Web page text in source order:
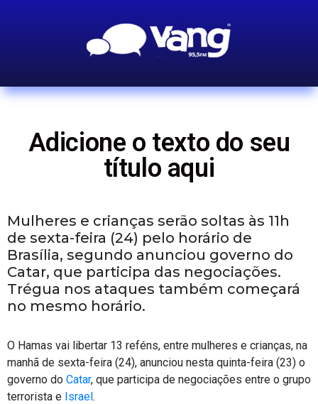
Adicione o texto do seu
título aqui
Mulheres e crianças serão soltas às 11h
de sexta-feira (24) pelo horário de
Brasília, segundo anunciou governo do
Catar, que participa das negociações.
Trégua nos ataques também começará
no mesmo horário.
O Hamas vai libertar 13 reféns, entre mulheres e crianças, na
manhã de sexta-feira (24), anunciou nesta quinta-feira (23) o
governo do Catar, que participa de negociações entre o grupo
terrorista e Israel.